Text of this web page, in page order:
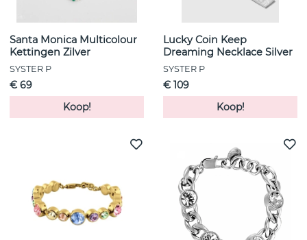
Santa Monica Multicolour
Kettingen Zilver
SYSTER P
€ 69
Koop!
Lucky Coin Keep
Dreaming Necklace Silver
SYSTER P
€ 109
Koop!